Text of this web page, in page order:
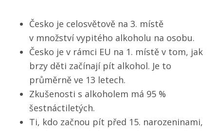
Česko je celosvětově na 3. místě
v množství vypitého alkoholu na osobu.
Česko je v rámci EU na 1. místě v tom, jak
brzy děti začínají pít alkohol. Je to
průměrně ve 13 letech.
Zkušenosti s alkoholem má 95 %
šestnáctiletých.
Ti, kdo začnou pít před 15. narozeninami,